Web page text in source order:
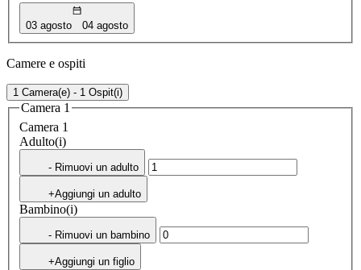
03 agosto 04 agosto
Camere e ospiti
1 Camera(e) - 1 Ospit(i)
Camera 1
Camera 1
Adulto(i)
- Rimuovi un adulto
+Aggiungi un adulto
Bambino(i)
- Rimuovi un bambino
+Aggiungi un figlio